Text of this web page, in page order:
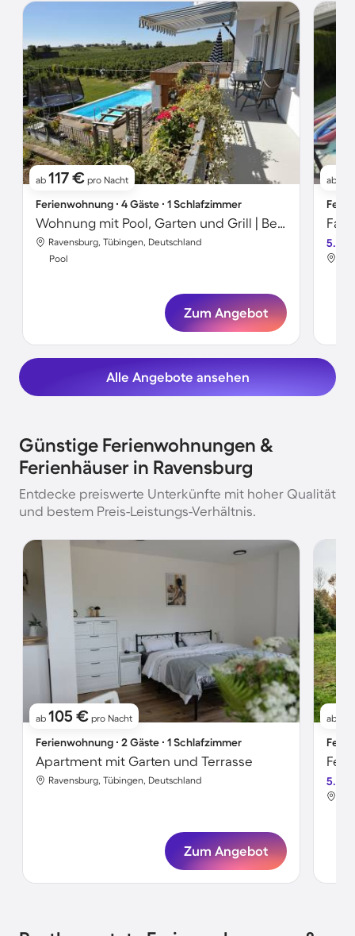
ab 117 € pro Nacht
Ferienwohnung ∙ 4 Gäste ∙ 1 Schlafzimmer
Wohnung mit Pool, Garten und Grill | Bergblick
Ravensburg, Tübingen, Deutschland
Pool
Zum Angebot
ab
5.0
Alle Angebote ansehen
Günstige Ferienwohnungen &
Ferienhäuser in Ravensburg
Entdecke preiswerte Unterkünfte mit hoher Qualität
und bestem Preis-Leistungs-Verhältnis.
ab 105 € pro Nacht
Ferienwohnung ∙ 2 Gäste ∙ 1 Schlafzimmer
Apartment mit Garten und Terrasse
Ravensburg, Tübingen, Deutschland
Zum Angebot
ab
5.0